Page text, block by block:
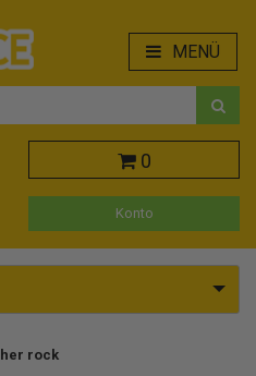
MENÜ
0
Konto
rock